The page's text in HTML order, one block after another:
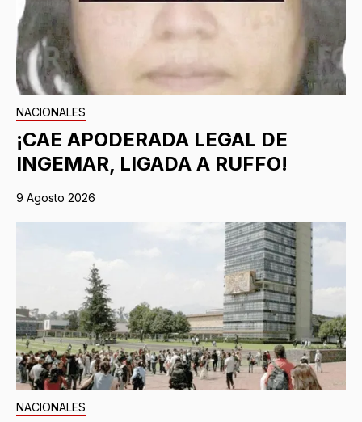
NACIONALES
¡CAE APODERADA LEGAL DE
INGEMAR, LIGADA A RUFFO!
9 Agosto 2026
NACIONALES